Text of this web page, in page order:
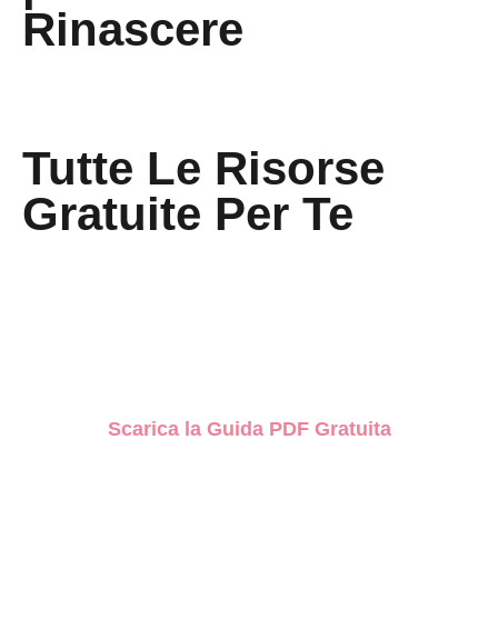
Rinascere
Tutte Le Risorse
Gratuite Per Te
Scarica la Guida PDF Gratuita